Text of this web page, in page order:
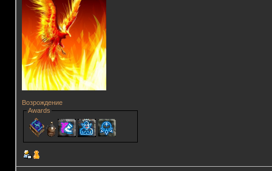
Возрождение
Awards